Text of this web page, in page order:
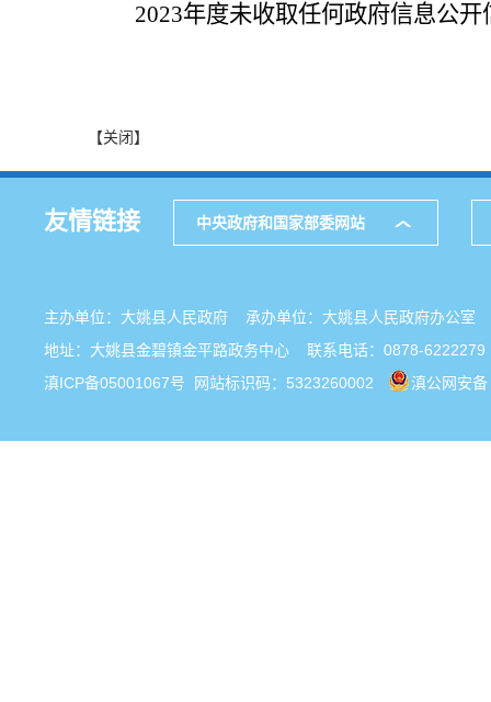
2023年度未收取任何政府信息公开
【关闭】
友情链接 中央政府和国家部委网站
主办单位：大姚县人民政府 承办单位：大姚县人民政府办公
地址：大姚县金碧镇金平路政务中心 联系电话：0878-6222279
滇ICP备05001067号 网站标识码：5323260002 滇公网安